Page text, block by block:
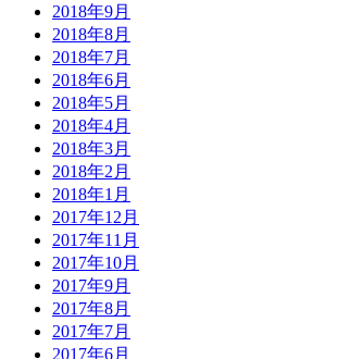
2018年9月
2018年8月
2018年7月
2018年6月
2018年5月
2018年4月
2018年3月
2018年2月
2018年1月
2017年12月
2017年11月
2017年10月
2017年9月
2017年8月
2017年7月
2017年6月